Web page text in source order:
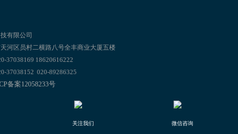
软件 服装进销存系统 服装erp软件
存软件 服装进销存软件 进销存服装版
理软件 服装店进销存系统 服装库存管理软件 服装店进销存管理系统 服装进销
有限公司
河区员村二横路八号全丰商业大厦五楼
37038169 18620616222
37038152 020-89286325
备案12058233号
关注我们 微信咨询